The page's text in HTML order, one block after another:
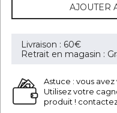
AJOUTER
Livraison : 60€
Retrait en magasin :
Astuce : vous
Utilisez votre
produit !